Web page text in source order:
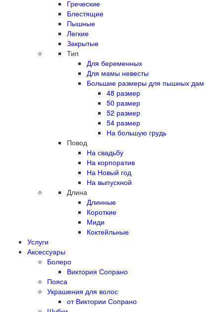
Греческие
Блестящие
Пышные
Легкие
Закрытые
Тип
Для беременных
Для мамы невесты
Большие размеры для пышных дам
48 размер
50 размер
52 размер
54 размер
На большую грудь
Повод
На свадьбу
На корпоратив
На Новый год
На выпускной
Длина
Длинные
Короткие
Миди
Коктейльные
Услуги
Аксессуары
Болеро
Виктория Сопрано
Пояса
Украшения для волос
от Виктории Сопрано